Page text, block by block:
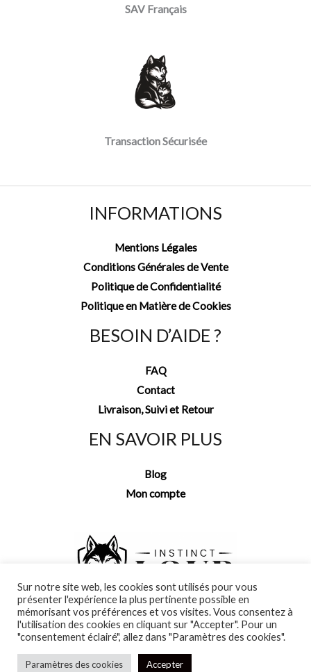
SAV Français
Transaction Sécurisée
INFORMATIONS
Mentions Légales
Conditions Générales de Vente
Politique de Confidentialité
Politique en Matière de Cookies
BESOIN D’AIDE ?
FAQ
Contact
Livraison, Suivi et Retour
EN SAVOIR PLUS
Blog
Mon compte
Copyright © 2026 Instinct Loup
Sur notre site web, les cookies sont utilisés pour vous
présenter l'expérience la plus pertinente possible en
mémorisant vos préférences et vos visites. Vous consentez à
l'utilisation des cookies en cliquant sur "Accepter". Pour un
"consentement éclairé", allez dans "Paramètres des cookies".
Paramètres des cookies Accepter